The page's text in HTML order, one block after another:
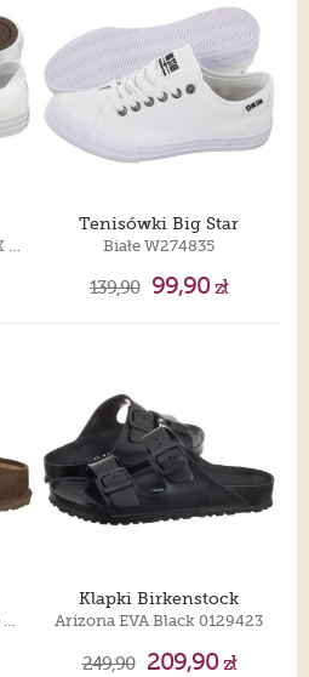
Tenisówki Big Star
Białe W274835
139,90 99,90zł
Zermatt Premium Suede Carafe Suede Leather 1032587
Klapki Birkenstock
Arizona EVA Black 0129423
249,90 209,90zł